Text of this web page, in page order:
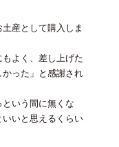
産として購入しま
よく、差し上げた
った」と感謝され
いう間に無くな
いと思えるくらい